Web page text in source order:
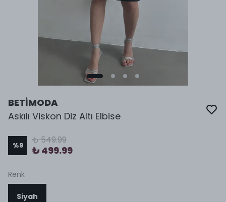
BETİMODA
Askılı Viskon Diz Altı Elbise
%9 ₺ 549.99
₺ 499.99
Renk
Siyah